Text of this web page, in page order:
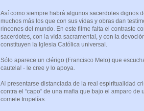
Así como siempre habrá algunos sacerdotes dignos
muchos más los que con sus vidas y obras dan
rincones del mundo. En este filme falta el contraste
sacerdotes, con la vida sacramental, y con la
constituyen la Iglesia Católica universal.
Sólo aparece un clérigo (Francisco Melo) que
cautela! - le cree y lo apoya.
Al presentarse distanciada de la real espiritualidad
contra el “capo” de una mafia que bajo el amparo
comete tropelías.